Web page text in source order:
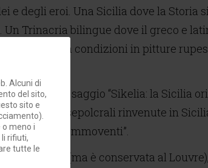
e degli eroi. Una Sicilia dove la Storia
Trinacria bilingue dove il greco e
senza condizioni in pitture
pregevole saggio “Sikelia: la Sicilia
iscrizioni sepolcrali rinvenute in
commoventi”.
a Catania (ma è conservata al
Alcuni di
del sito,
sito e
o meno i
rifiuti,
tutte le